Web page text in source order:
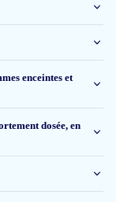
17 avr 2026
er beter bij en de
enceintes et
dosée, en